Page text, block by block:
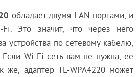
обладает двумя LAN портами, и
Fi. Это значит, что через него
устройства по сетевому кабелю,
Wi-Fi сеть вам не нужна, ее
же, адаптер TL-WPA4220 может